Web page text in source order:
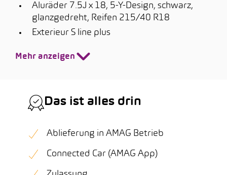
Aluräder 7.5J x 18, 5-Y-Design, schwarz,
glanzgedreht, Reifen 215/40 R18
Exterieur S line plus
Mehr anzeigen
Das ist alles drin
Ablieferung in AMAG Betrieb
Connected Car (AMAG App)